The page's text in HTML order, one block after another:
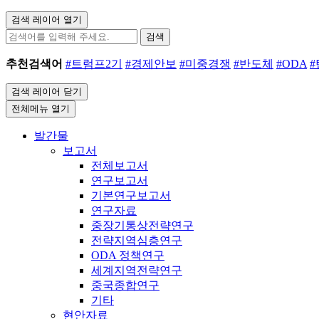
검색 레이어 열기
검색
추천검색어 #트럼프2기 #경제안보 #미중경쟁 #반도체 #ODA #
검색 레이어 닫기
전체메뉴 열기
발간물
보고서
전체보고서
연구보고서
기본연구보고서
연구자료
중장기통상전략연구
전략지역심층연구
ODA 정책연구
세계지역전략연구
중국종합연구
기타
현안자료